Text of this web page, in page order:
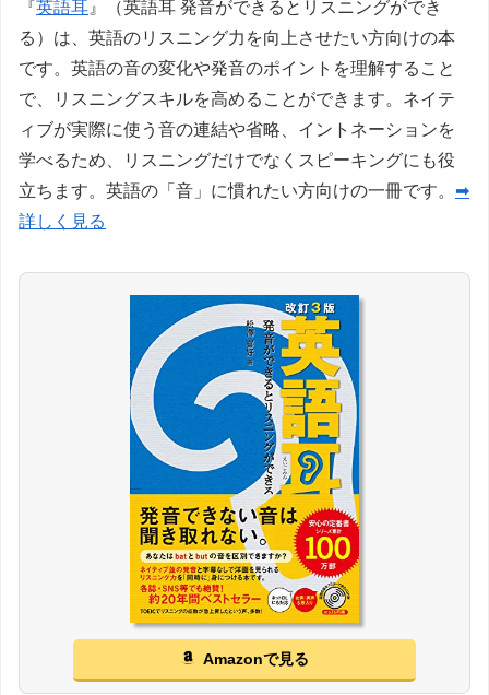
『 英語耳』（英語耳 発音ができるとリスニングができ
る）は、英語のリスニング力を向上させたい方向けの本
です。英語の音の変化や発音のポイントを理解すること
で、リスニングスキルを高めることができます。ネイテ
ィブが実際に使う音の連結や省略、イントネーションを
学べるため、リスニングだけでなくスピーキングにも役
立ちます。英語の「音」に慣れたい方向けの一冊です。 ➡
詳しく見る
Amazonで見る